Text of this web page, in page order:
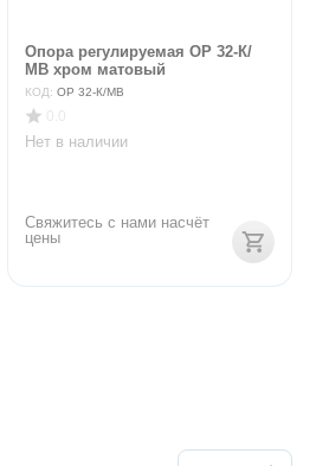
Опора регулируемая ОР 32-К/
МВ хром матовый
КОД: ОР 32-К/МВ
Нет в наличии
Свяжитесь с нами насчёт
цены